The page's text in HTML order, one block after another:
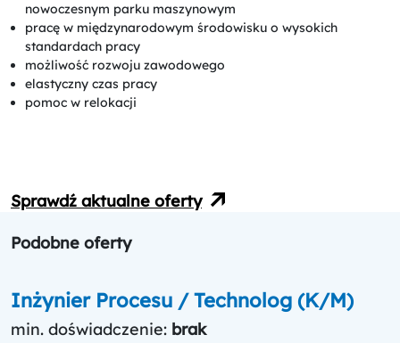
nowoczesnym parku maszynowym
pracę w międzynarodowym środowisku o wysokich
standardach pracy
możliwość rozwoju zawodowego
elastyczny czas pracy
pomoc w relokacji
Sprawdź aktualne oferty
Podobne oferty
Inżynier Procesu / Technolog (K/M)
min. doświadczenie: brak